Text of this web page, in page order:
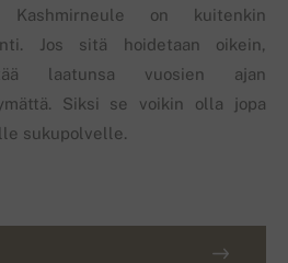
Kashmirneule on kuitenkin
Jos sitä hoidetaan oikein,
laatunsa vuosien ajan
Siksi se voikin olla jopa
sukupolvelle.